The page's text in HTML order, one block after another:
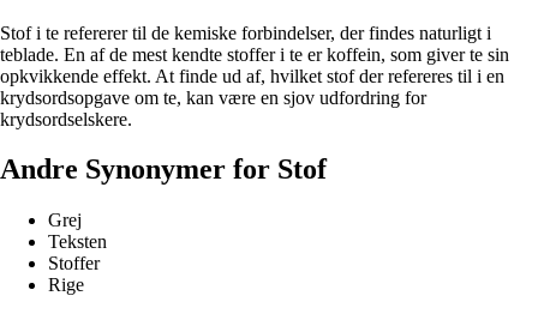
Stof i te refererer til de kemiske forbindelser, der findes naturligt i
teblade. En af de mest kendte stoffer i te er koffein, som giver te sin
opkvikkende effekt. At finde ud af, hvilket stof der refereres til i en
krydsordsopgave om te, kan være en sjov udfordring for
krydsordselskere.
Andre Synonymer for Stof
Grej
Teksten
Stoffer
Rige